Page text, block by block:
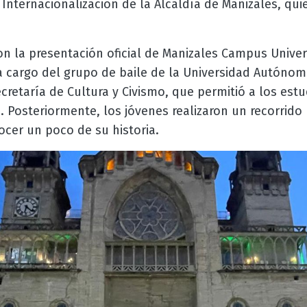
de la Alcaldía de Manizales,
la presentación oficial de Manizales Campus
del grupo de baile de la Universidad
de Cultura y Civismo, que permitió a los
los jóvenes realizaron un recorrido
un poco de su historia.